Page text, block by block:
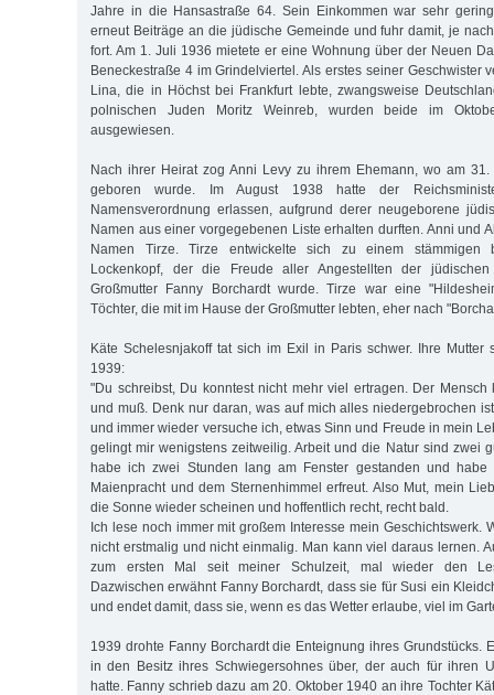
Jahre in die Hansastraße 64. Sein Einkommen war sehr
erneut Beiträge an die jüdische Gemeinde und fuhr damit, je
fort. Am 1. Juli 1936 mietete er eine Wohnung über der Neuen
Beneckestraße 4 im Grindelviertel. Als erstes seiner Geschwister
Lina, die in Höchst bei Frankfurt lebte, zwangsweise
polnischen Juden Moritz Weinreb, wurden beide im
ausgewiesen.
Nach ihrer Heirat zog Anni Levy zu ihrem Ehemann, wo am
geboren wurde. Im August 1938 hatte der
Namensverordnung erlassen, aufgrund derer neugeborene
Namen aus einer vorgegebenen Liste erhalten durften. Anni und
Namen Tirze. Tirze entwickelte sich zu einem stämmigen
Lockenkopf, der die Freude aller Angestellten der
Großmutter Fanny Borchardt wurde. Tirze war eine
Töchter, die mit im Hause der Großmutter lebten, eher nach
Käte Schelesnjakoff tat sich im Exil in Paris schwer. Ihre Mutter
1939:
"Du schreibst, Du konntest nicht mehr viel ertragen. Der
und muß. Denk nur daran, was auf mich alles niedergebrochen
und immer wieder versuche ich, etwas Sinn und Freude in mein
gelingt mir wenigstens zeitweilig. Arbeit und die Natur sind zwei
habe ich zwei Stunden lang am Fenster gestanden und
Maienpracht und dem Sternenhimmel erfreut. Also Mut, mein
die Sonne wieder scheinen und hoffentlich recht, recht bald.
Ich lese noch immer mit großem Interesse mein Geschichtswerk.
nicht erstmalig und nicht einmalig. Man kann viel daraus lernen.
zum ersten Mal seit meiner Schulzeit, mal wieder den
Dazwischen erwähnt Fanny Borchardt, dass sie für Susi ein
und endet damit, dass sie, wenn es das Wetter erlaube, viel im
1939 drohte Fanny Borchardt die Enteignung ihres Grundstücks.
in den Besitz ihres Schwiegersohnes über, der auch für ihren
hatte. Fanny schrieb dazu am 20. Oktober 1940 an ihre Tochter